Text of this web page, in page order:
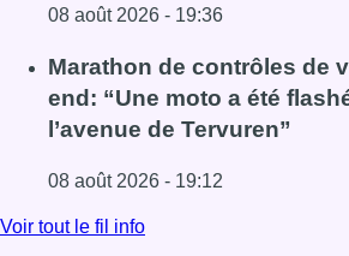
08 août 2026 - 19:36
Lire l'article Au Moeraske, Bart
Marathon de contrôles de
end: “Une moto a été
l’avenue de Tervuren”
08 août 2026 - 19:12
Lire l'article Marathon de contrôles
Voir tout le fil info